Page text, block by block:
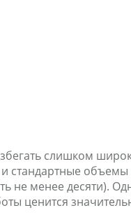
слишком
стандартные объемы
не менее десяти).
ценится